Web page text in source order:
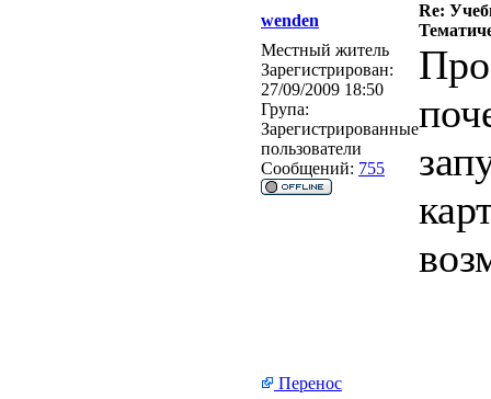
wenden
Re:
Местный житель
Зарегистрирован:
27/09/2009 18:50
Група:
Зарегистрированные
пользователи
Сообщений: 755
Перенос